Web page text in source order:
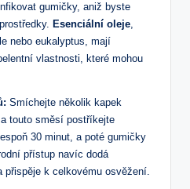
gumičky, aniž byste
Esenciální oleje,
nebo eukalyptus, mají
vlastnosti, které mohou
Smíchejte několik kapek
touto směsí postříkejte
30 minut, a poté gumičky
přístup navíc dodá
přispěje k celkovému osvěžení.